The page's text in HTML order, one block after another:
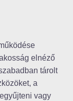
elnéző
tárolt
a
vagy